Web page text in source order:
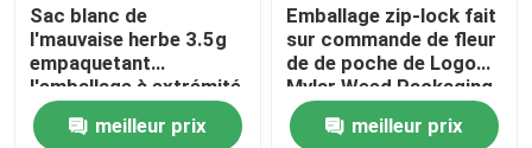
Pot en verre de couvercle en bambou
Pot en verre de Borosilicate
Sac blanc de
l'mauvaise herbe 3.5g
empaquetant
l'emballage à extrémité
élevé brillant de
mauvaise herbe
meilleur prix
Emballage zip-lock fait
sur commande de fleur
de de poche de Logo
Mylar Weed Packaging
14G
meilleur prix